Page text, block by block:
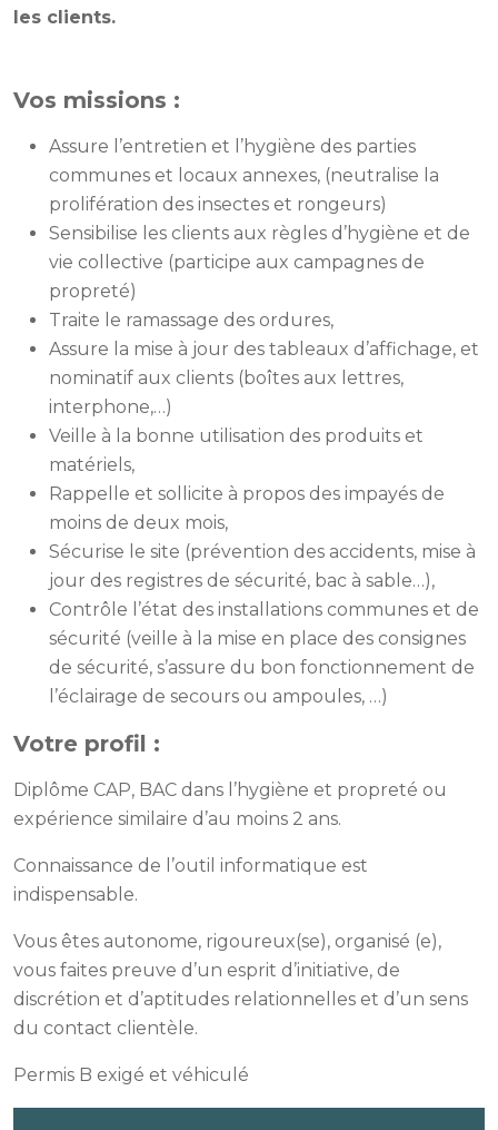
les clients.
Vos missions :
Assure l’entretien et l’hygiène des parties
communes et locaux annexes, (neutralise la
prolifération des insectes et rongeurs)
Sensibilise les clients aux règles d’hygiène et de
vie collective (participe aux campagnes de
propreté)
Traite le ramassage des ordures,
Assure la mise à jour des tableaux d’affichage, et
nominatif aux clients (boîtes aux lettres,
interphone,…)
Veille à la bonne utilisation des produits et
matériels,
Rappelle et sollicite à propos des impayés de
moins de deux mois,
Sécurise le site (prévention des accidents, mise à
jour des registres de sécurité, bac à sable…),
Contrôle l’état des installations communes et de
sécurité (veille à la mise en place des consignes
de sécurité, s’assure du bon fonctionnement de
l’éclairage de secours ou ampoules, …)
Votre profil :
Diplôme CAP, BAC dans l’hygiène et propreté ou
expérience similaire d’au moins 2 ans.
Connaissance de l’outil informatique est
indispensable.
Vous êtes autonome, rigoureux(se), organisé (e),
vous faites preuve d’un esprit d’initiative, de
discrétion et d’aptitudes relationnelles et d’un sens
du contact clientèle.
Permis B exigé et véhiculé